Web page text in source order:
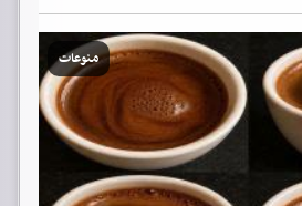
منوعات